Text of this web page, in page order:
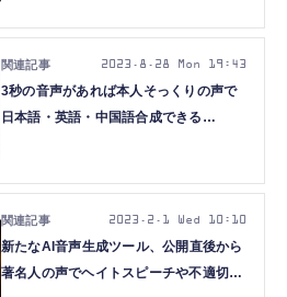
3秒の音声があれば本人そっくりの声で
日本語・英語・中国語合成できる
（CloseBox）
2023.8.28 Mon 19:43
新たなAI音声生成ツール、公開直後から
著名人の声でヘイトスピーチや不適切発
2023.2.1 Wed 10:10